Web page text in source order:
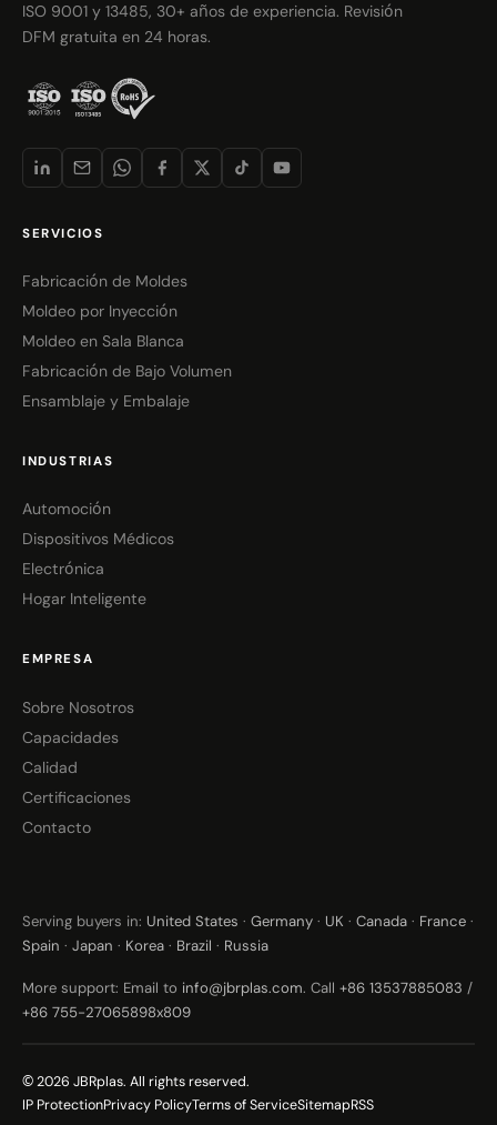
ISO 9001 y 13485, 30+ años de experiencia. Revisión
DFM gratuita en 24 horas.
SERVICIOS
Fabricación de Moldes
Moldeo por Inyección
Moldeo en Sala Blanca
Fabricación de Bajo Volumen
Ensamblaje y Embalaje
INDUSTRIAS
Automoción
Dispositivos Médicos
Electrónica
Hogar Inteligente
EMPRESA
Sobre Nosotros
Capacidades
Calidad
Certificaciones
Contacto
Serving buyers in: United States · Germany · UK · Canada · France ·
Spain · Japan · Korea · Brazil · Russia
More support: Email to info@jbrplas.com. Call +86 13537885083 /
+86 755-27065898x809
© 2026 JBRplas. All rights reserved.
IP ProtectionPrivacy PolicyTerms of ServiceSitemapRSS